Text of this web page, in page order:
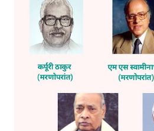
है। यह लगभग 50 हेक्टेयर क्षेत्र वाली एक मानव
निर्माण सिंचाई उद्देश्य के लिए वर्षा जल से
दक्षिणी भारत में बार-हेडेड हंस (एंसर इंडिकस)
स्थलों में से एक है। अंकसमुद्र पक्षी संरक्षण रिजर्व